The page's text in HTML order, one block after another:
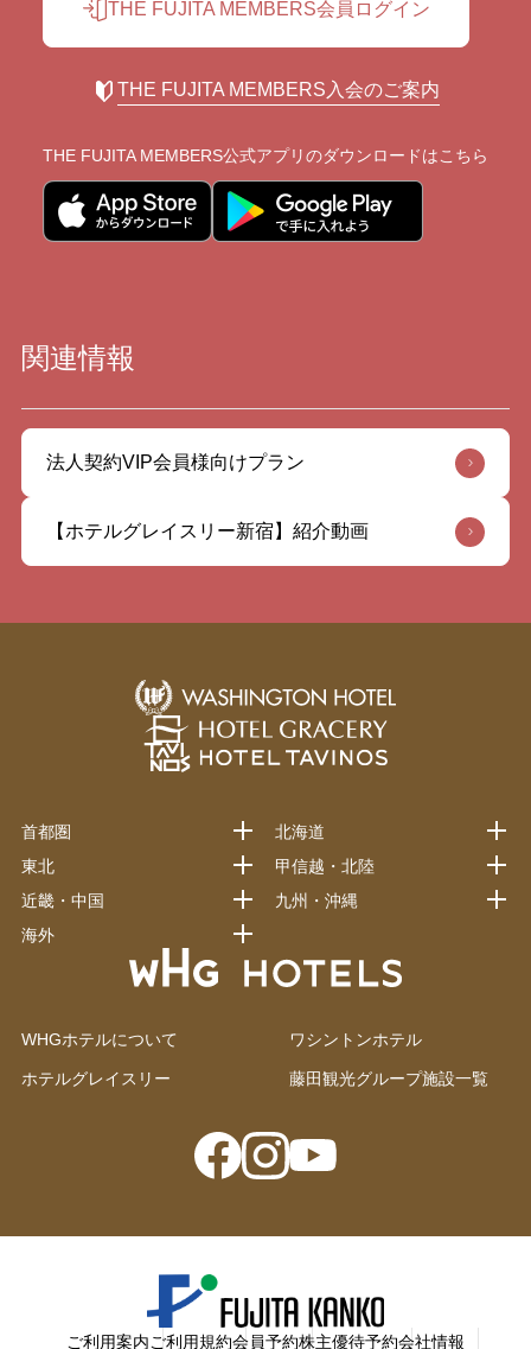
THE FUJITA MEMBERS会員ログイン
THE FUJITA MEMBERS入会のご案内
THE FUJITA MEMBERS公式アプリのダウンロードはこちら
関連情報
法人契約VIP会員様向けプラン
【ホテルグレイスリー新宿】紹介動画
WHGホテルについて ワシントンホテル
ホテルグレイスリー 藤田観光グループ施設一覧
首都圏
北海道
東北
甲信越・北陸
近畿・中国
九州・沖縄
海外
ご利用案内ご利用規約会員予約株主優待予約会社情報